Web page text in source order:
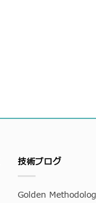
技術ブログ
Golden